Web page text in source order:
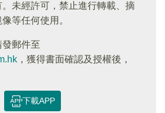
。未經許可，禁止進行轉載、摘
等任何使用。
郵件至
，獲得書面確認及授權後，
下載APP